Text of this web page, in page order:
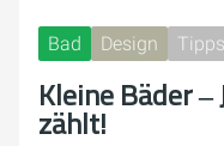
Bad Design
Kleine Bäder
zählt!